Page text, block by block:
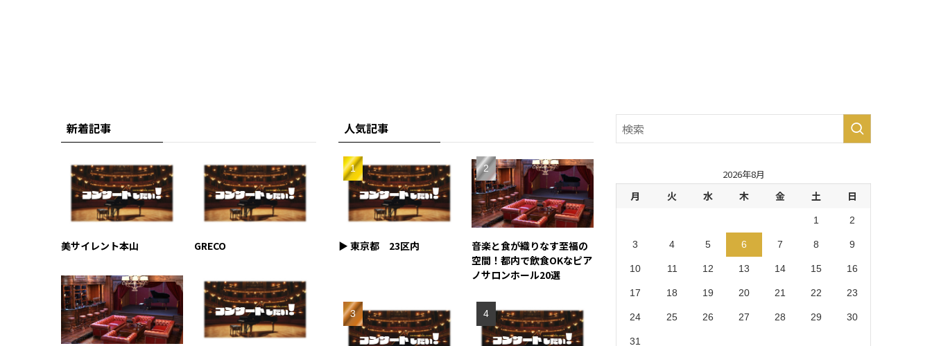
新着記事
美サイレント本山 GRECO
人気記事
▶︎ 東京都 23区内
音楽と食が織りなす至福の
空間！都内で飲食OKなピア
ノサロンホール20選
2026年8月
月 火 水 木 金 土 日
1 2
3 4 5 6 7 8 9
10 11 12 13 14 15 16
17 18 19 20 21 22 23
24 25 26 27 28 29 30
31